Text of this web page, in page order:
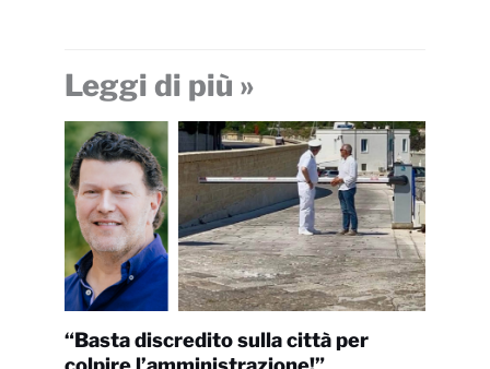
Leggi di più »
“Basta discredito sulla città per